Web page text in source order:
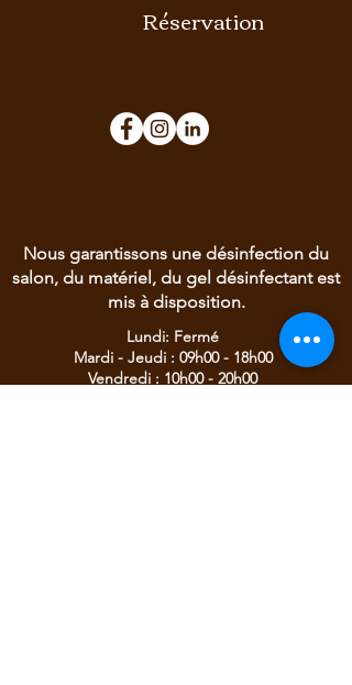
Réservation
Nous garantissons une désinfection du
salon, du matériel, du gel désinfectant est
mis à disposition.
Lundi: Fermé
Mardi - Jeudi : 09h00 - 18h00
Vendredi : 10h00 - 20h00